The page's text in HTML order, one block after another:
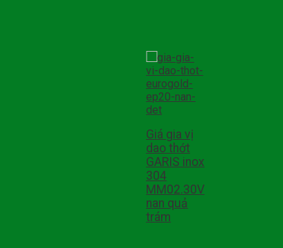
Giá gia vị
dao thớt
GARIS inox
304
MM02.30V
nan quả
trám